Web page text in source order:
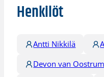
Henkilöt
Antti Nikkilä
Devon van Oostrum